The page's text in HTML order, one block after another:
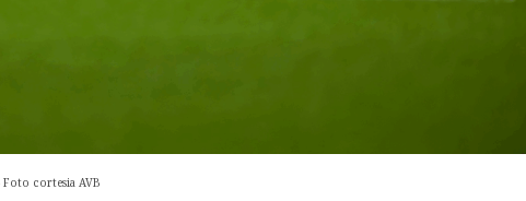
Foto cortesia AVB